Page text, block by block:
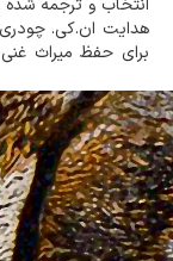
برای حفظ میراث
پیشگیرانه از دارایی